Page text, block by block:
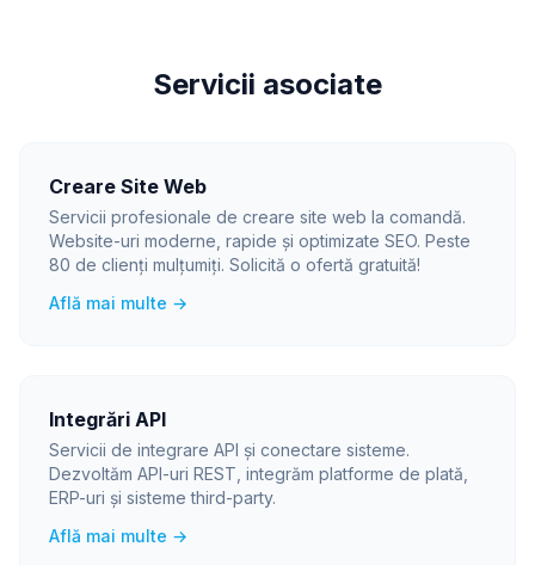
Servicii asociate
Creare Site Web
Servicii profesionale de creare site web la comandă.
Website-uri moderne, rapide și optimizate SEO. Peste
80 de clienți mulțumiți. Solicită o ofertă gratuită!
Află mai multe →
Integrări API
Servicii de integrare API și conectare sisteme.
Dezvoltăm API-uri REST, integrăm platforme de plată,
ERP-uri și sisteme third-party.
Află mai multe →